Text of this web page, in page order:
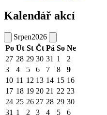
Kalendář akcí
Srpen2026
Po Út St Čt Pá So Ne
27 28 29 30 31 1
2
3
4 5 6 7 8
9
10 11 12 13 14 15 16
17 18 19 20 21 22 23
24 25 26 27 28 29 30
31 1 2 3 4 5 6